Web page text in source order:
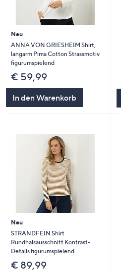
um
diese
anzuzeigen.
Neu
ANNA VON GRIESHEIM Shirt,
langarm Pima Cotton Strassmotiv
figurumspielend
€ 59,99
In den Warenkorb
Neu
STRANDFEIN Shirt
Rundhalsausschnitt Kontrast-
Details figurumspielend
€ 89,99